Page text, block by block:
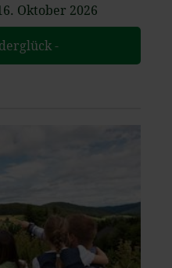
Oktober 2026
-